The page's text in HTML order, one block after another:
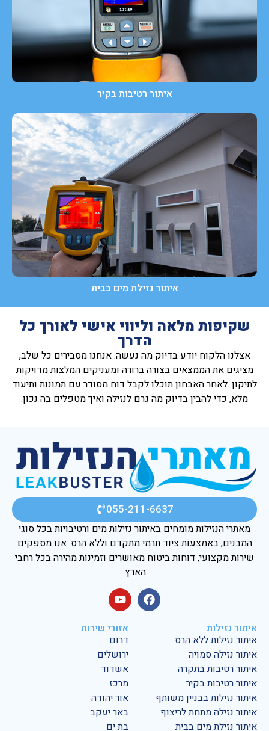
איתור רטיבות בקיר
איתור נזילת מים בבית
שקיפות מלאה וליווי אישי לאורך כל
הדרך
אצלנו הלקוח יודע בדיוק מה נעשה. אנחנו מסבירים כל שלב,
מציגים את הממצאים בצורה ברורה ומעניקים המלצות מדויקות
לתיקון. לאחר האבחון תוכלו לקבל דוח מסודר עם תמונות ותיעוד
מלא, כדי להבין בדיוק מה גרם לנזילה ואיך מטפלים בה נכון.
055-211-6637
מאתרי הנזילות מומחים באיתור נזילות מים ורטיבויות בכל סוגי
המבנים, באמצעות ציוד תרמי מתקדם וללא הרס. אנו מספקים
שירות מקצועי, דוחות ביטוח מאושרים וזמינות מהירה בכל רחבי
הארץ.
איתור נזילות
איתור נזילות ללא הרס
איתור נזילה סמויה
איתור רטיבות בתקרה
איתור רטיבות בקיר
איתור נזילות בבניין משותף
איתור נזילה מתחת לריצוף
איתור נזילת מים בבית
אזורי שירות
דרום
ירושלים
אשדוד
מרכז
אור יהודה
באר יעקב
בת ים